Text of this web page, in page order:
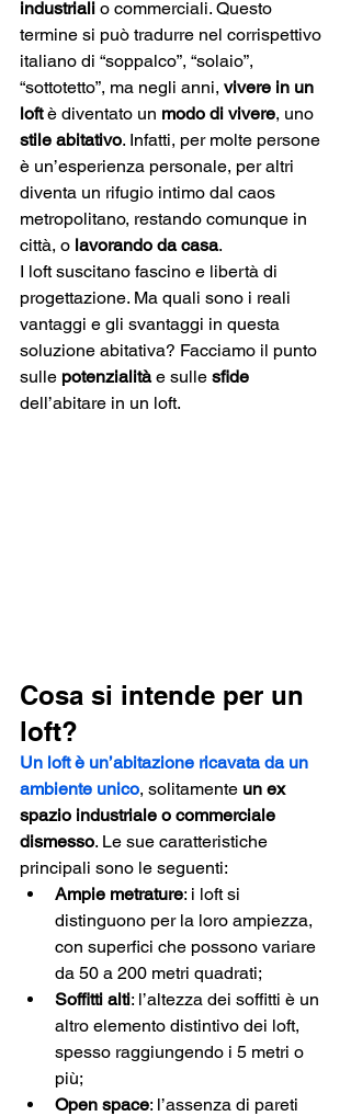
industriali o commerciali. Questo
termine si può tradurre nel corrispettivo
italiano di “soppalco”, “solaio”,
“sottotetto”, ma negli anni, vivere in un
loft è diventato un modo di vivere, uno
stile abitativo. Infatti, per molte persone
è un’esperienza personale, per altri
diventa un rifugio intimo dal caos
metropolitano, restando comunque in
città, o lavorando da casa.
I loft suscitano fascino e libertà di
progettazione. Ma quali sono i reali
vantaggi e gli svantaggi in questa
soluzione abitativa? Facciamo il punto
sulle potenzialità e sulle sfide
dell’abitare in un loft.
Cosa si intende per un
loft?
Un loft è un’abitazione ricavata da un
ambiente unico, solitamente un ex
spazio industriale o commerciale
dismesso. Le sue caratteristiche
principali sono le seguenti:
Ampie metrature: i loft si
distinguono per la loro ampiezza,
con superfici che possono variare
da 50 a 200 metri quadrati;
Soffitti alti: l’altezza dei soffitti è un
altro elemento distintivo dei loft,
spesso raggiungendo i 5 metri o
più;
Open space: l’assenza di pareti